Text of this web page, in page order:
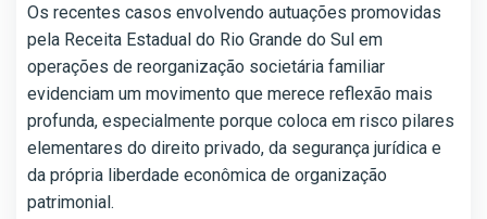
Os recentes casos envolvendo autuações promovidas
pela Receita Estadual do Rio Grande do Sul em
operações de reorganização societária familiar
evidenciam um movimento que merece reflexão mais
profunda, especialmente porque coloca em risco pilares
elementares do direito privado, da segurança jurídica e
da própria liberdade econômica de organização
patrimonial.